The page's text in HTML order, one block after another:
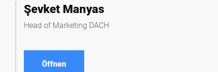
Şevket Manyas
Head of Marketing DACH
Öffnen